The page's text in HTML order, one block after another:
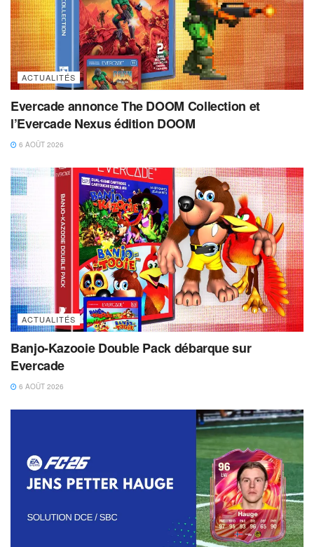
ACTUALITÉS
Evercade annonce The DOOM Collection et
l’Evercade Nexus édition DOOM
6 AOÛT 2026
ACTUALITÉS
Banjo-Kazooie Double Pack débarque sur
Evercade
6 AOÛT 2026